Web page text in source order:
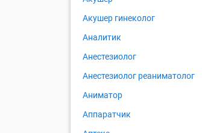
Акушер гинеколог
Аналитик
Анестезиолог
Анестезиолог реаниматолог
Аниматор
Аппаратчик